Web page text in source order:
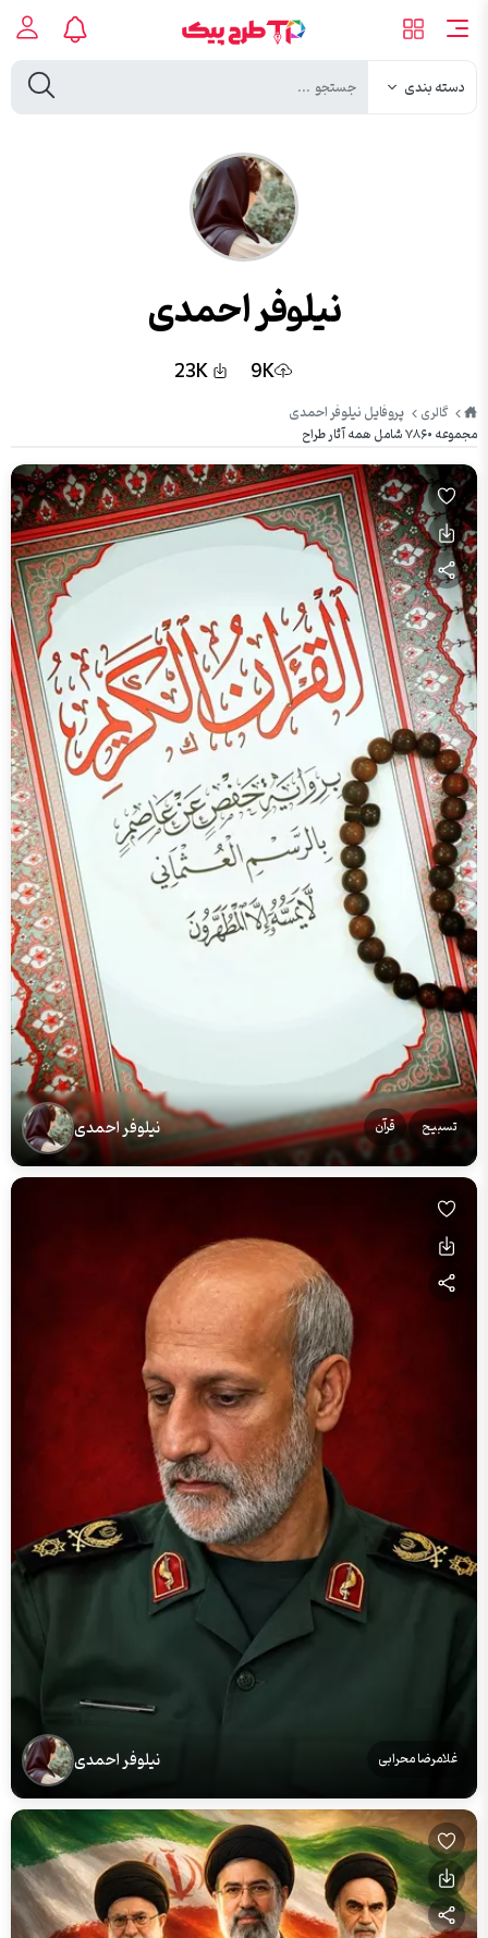
دسته بندی
نیلوفر احمدی
23K 9K
طرح
پیک
گالری پروفایل نیلوفر احمدی
مجموعه ۷۸۶۰ شامل همه آثار طراح
تسبیح قرآن نیلوفر احمدی
غلامرضا محرابی نیلوفر احمدی